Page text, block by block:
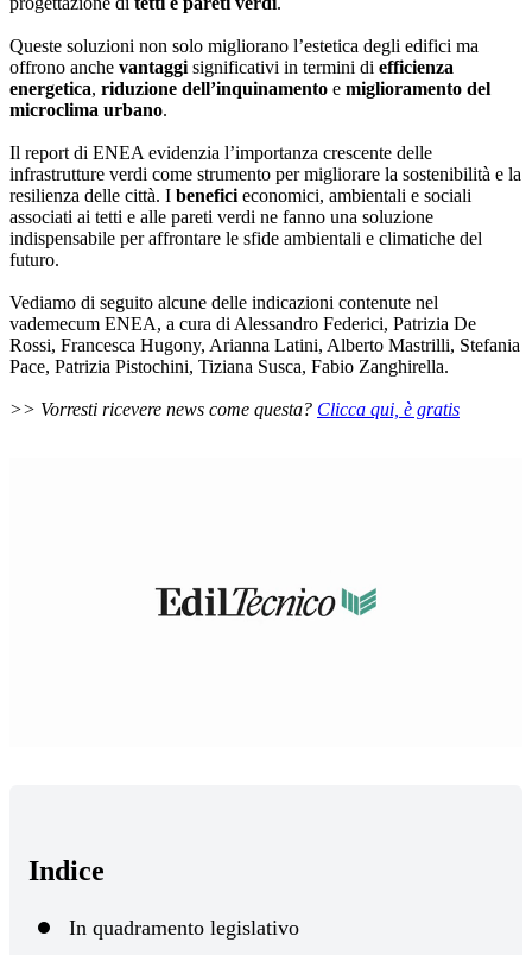
Queste soluzioni non solo migliorano l’estetica degli edifici ma
offrono anche vantaggi significativi in termini di efficienza
energetica, riduzione dell’inquinamento e miglioramento del
microclima urbano.
Il report di ENEA evidenzia l’importanza crescente delle
infrastrutture verdi come strumento per migliorare la sostenibilità e la
resilienza delle città. I benefici economici, ambientali e sociali
associati ai tetti e alle pareti verdi ne fanno una soluzione
indispensabile per affrontare le sfide ambientali e climatiche del
futuro.
Vediamo di seguito alcune delle indicazioni contenute nel
vademecum ENEA, a cura di Alessandro Federici, Patrizia De
Rossi, Francesca Hugony, Arianna Latini, Alberto Mastrilli, Stefania
Pace, Patrizia Pistochini, Tiziana Susca, Fabio Zanghirella.
>> Vorresti ricevere news come questa? Clicca qui, è gratis
Indice
In quadramento legislativo